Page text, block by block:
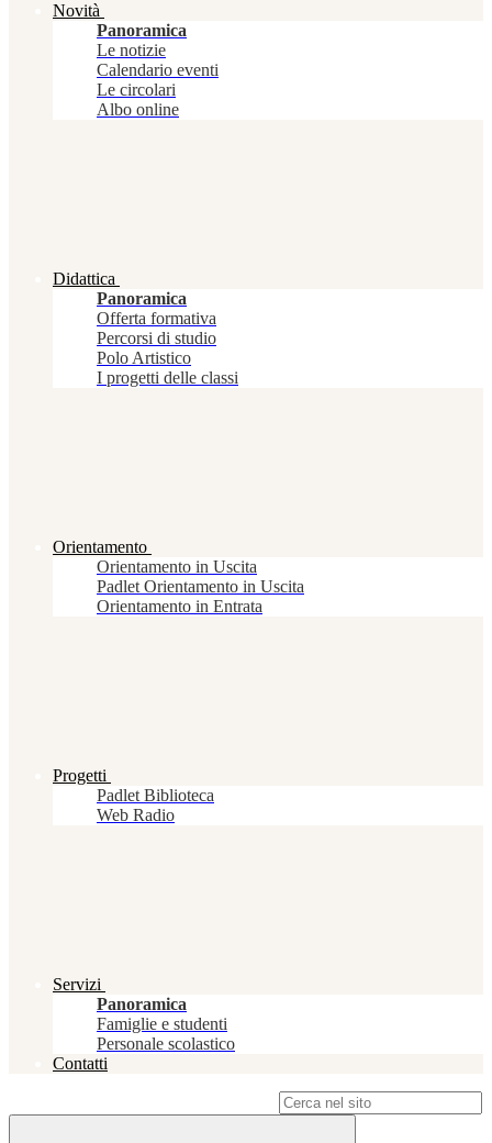
Novità
Panoramica
Le notizie
Calendario eventi
Le circolari
Albo online
Didattica
Panoramica
Offerta formativa
Percorsi di studio
Polo Artistico
I progetti delle classi
Orientamento
Orientamento in Uscita
Padlet Orientamento in Uscita
Orientamento in Entrata
Progetti
Padlet Biblioteca
Web Radio
Servizi
Panoramica
Famiglie e studenti
Personale scolastico
Contatti